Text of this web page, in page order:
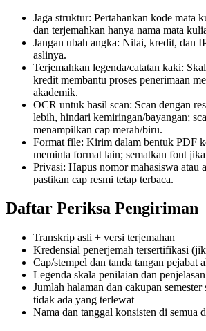
Jaga struktur: Pertahankan kode mata
dan terjemahkan hanya nama mata
Jangan ubah angka: Nilai, kredit, dan
aslinya.
Terjemahkan legenda/catatan kaki:
kredit membantu proses penerimaan
akademik.
OCR untuk hasil scan: Scan dengan
lebih, hindari kemiringan/bayangan;
menampilkan cap merah/biru.
Format file: Kirim dalam bentuk PDF
meminta format lain; sematkan font
Privasi: Hapus nomor mahasiswa atau
pastikan cap resmi tetap terbaca.
Daftar Periksa Pengiriman
Transkrip asli + versi terjemahan
Kredensial penerjemah tersertifikasi
Cap/stempel dan tanda tangan pejabat
Legenda skala penilaian dan
Jumlah halaman dan cakupan
tidak ada yang terlewat
Nama dan tanggal konsisten di semua